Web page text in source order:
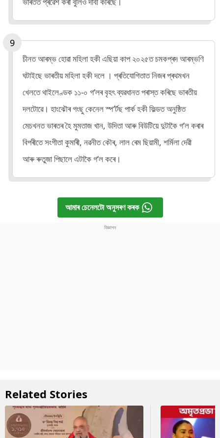
চীনত আৰম্ভ হোৱা মহিলা হকী এছিয়া কাপ ২০২৫ত চমকপ্ৰদ আৰম্ভণি
ঘটাইছে ভাৰতীয় মহিলা হকী দলে । প্ৰতিযোগিতাত নিজৰ প্ৰথমখন
খেলতে থাইলেণ্ডক ১১-০ গ’লৰ বৃহৎ ব্যৱধানত পৰাস্ত কৰিছে ভাৰতীয়
দলটোৱে। হাংঝৌৰ গংছু কেনেল স্প’ৰ্টছ পাৰ্ক হকী ফিল্ডত অনুষ্ঠিত
মেচখনত ভাৰতৰ হৈ মুমতাজ খান, উদিতা আৰু বিউটিয়ে দুটাকৈ গ’ল কৰাৰ
বিপৰীতে সংগীতা কুমাৰী, নৱনীত কৌৰ, লাল ৰেম ছিয়ামী, শৰ্মিলা দেৱী
আৰু ৰুতুজা পিছালে এটাকৈ গ’ল কৰে।
আমাৰ চেনেলটো অনুসৰণ কৰক
Related Stories